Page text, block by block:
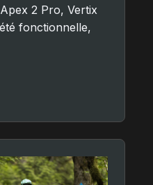
2 Pro, Vertix
fonctionnelle,